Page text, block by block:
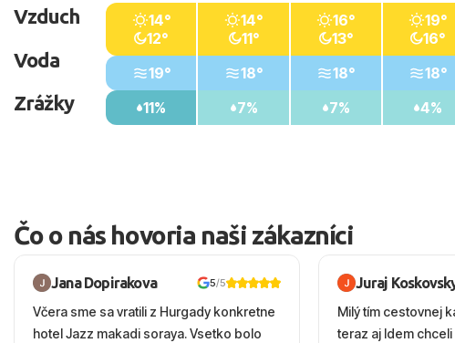
Vzduch
Voda
Zrážky
14°
12°
19°
11%
14°
11°
18°
7%
16°
13°
18°
7%
19°
16°
18°
4%
Čo o nás hovoria naši zákazníci
Jana Dopirakova 5/5
Včera sme sa vratili z Hurgady konkretne
hotel Jazz makadi soraya. Vsetko bolo
Juraj
Milý tím cestovnej
teraz aj Idem